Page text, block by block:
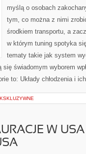
myślą o osobach
tym, co można z nimi
środkiem transportu, a
w którym tuning spotyka
tematy takie jak system
świadomym wyborem
to: Układy chłodzenia i
W